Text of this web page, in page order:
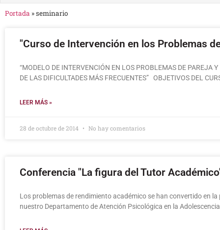
Portada »seminario
"Curso de Intervención en los Problemas
“MODELO DE INTERVENCIÓN EN LOS PROBLEMAS DE PAREJA
DE LAS DIFICULTADES MÁS FRECUENTES” OBJETIVOS DEL
LEER MÁS »
28 de octubre de 2014 No hay comentarios
Conferencia "La figura del Tutor
Los problemas de rendimiento académico se han convertido en
nuestro Departamento de Atención Psicológica en la